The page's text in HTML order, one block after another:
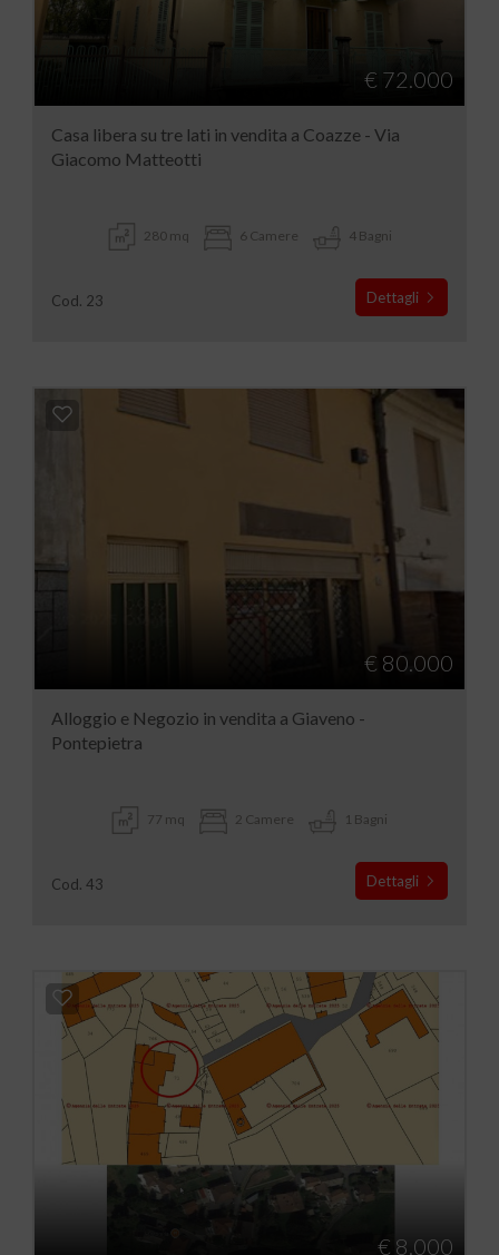
€ 72.000
Casa libera su tre lati in vendita a Coazze - Via
Giacomo Matteotti
280 mq 6 Camere 4 Bagni
Cod. 23 Dettagli
€ 80.000
Alloggio e Negozio in vendita a Giaveno -
Pontepietra
77 mq 2 Camere 1 Bagni
Cod. 43 Dettagli
€ 8.000